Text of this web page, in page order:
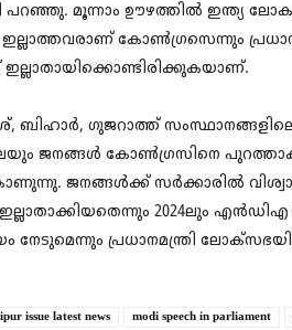
പറഞ്ഞു. മൂന്നാം ഊഴത്തില്‍ ഇന്ത്യ
കോൺഗ്രസെന്നും
ബിഹാര്‍, ഗുജറാത്ത്
ജനങ്ങള്‍ കോണ്‍ഗ്രസിനെ
ജനങ്ങൾക്ക് സർക്കാരിൽ
ഇല്ലാതാക്കിയതെന്നും 2024ലും
നേടുമെന്നും പ്രധാനമന്ത്രി
issue latest news modi speech in parliament